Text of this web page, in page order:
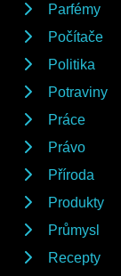
Parfémy
Počítače
Politika
Potraviny
Práce
Právo
Příroda
Produkty
Průmysl
Recepty